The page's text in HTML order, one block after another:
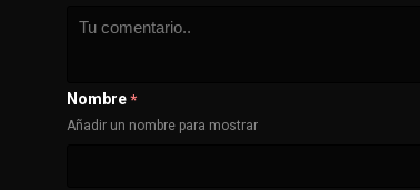
Nombre *
Añadir un nombre para mostrar